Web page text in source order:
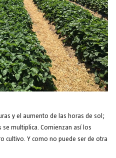
y el aumento de las horas de sol;
multiplica. Comienzan así los
cultivo. Y como no puede ser de otra